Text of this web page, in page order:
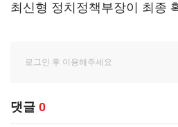
최신형 정치정책부장이 최종
댓글 0